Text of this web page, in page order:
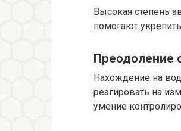
Высокая степень
помогают
Преодоление
Нахождение на
реагировать на
умение